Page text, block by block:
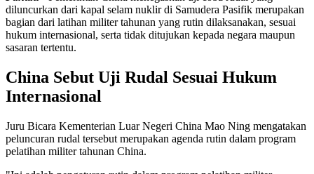
diluncurkan dari kapal selam nuklir di Samudera Pasifik merupakan
bagian dari latihan militer tahunan yang rutin dilaksanakan, sesuai
hukum internasional, serta tidak ditujukan kepada negara maupun
sasaran tertentu.
China Sebut Uji Rudal Sesuai Hukum
Internasional
Juru Bicara Kementerian Luar Negeri China Mao Ning mengatakan
peluncuran rudal tersebut merupakan agenda rutin dalam program
pelatihan militer tahunan China.